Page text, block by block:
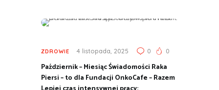
ZDROWIE 4 listopada, 2025 0 0
Październik – Miesiąc Świadomości Raka
Piersi – to dla Fundacji OnkoCafe – Razem